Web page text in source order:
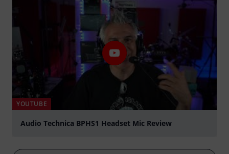
YOUTUBE
Audio Technica BPHS1 Headset Mic Review